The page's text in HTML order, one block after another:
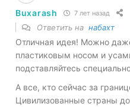
Buxarash 7 лет назад
Ответить на набахт
Отличная идея! Можно
пластиковым носом и
подставляйтесь
А все, кто сейчас за
Цивилизованные страны